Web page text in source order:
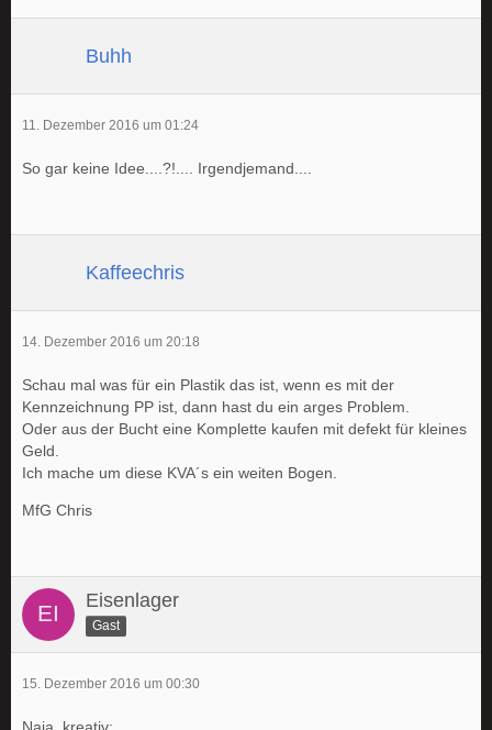
Buhh
11. Dezember 2016 um 01:24
So gar keine Idee....?!.... Irgendjemand....
Kaffeechris
14. Dezember 2016 um 20:18
Schau mal was für ein Plastik das ist, wenn es mit der
Kennzeichnung PP ist, dann hast du ein arges Problem.
Oder aus der Bucht eine Komplette kaufen mit defekt für kleines
Geld.
Ich mache um diese KVA´s ein weiten Bogen.
MfG Chris
Eisenlager
Gast
15. Dezember 2016 um 00:30